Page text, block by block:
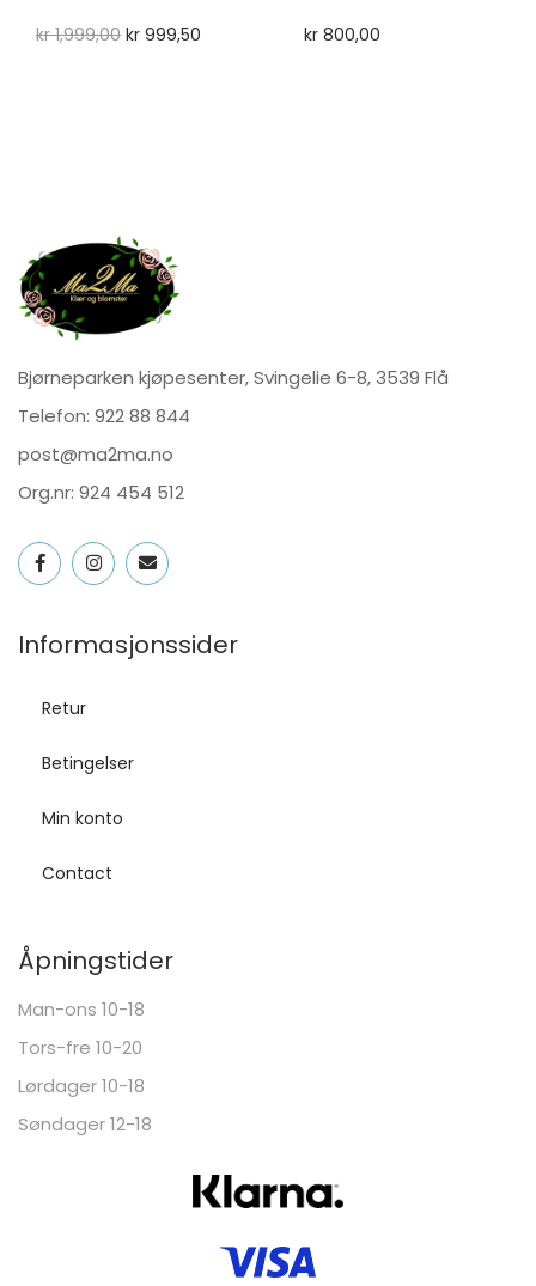
kr1,999,00 kr 999,50 kr800,00
Bjørneparken kjøpesenter, Svingelie 6-8, 3539 Flå
Telefon: 922 88 844
post@ma2ma.no
Org.nr: 924 454 512
Informasjonssider
Retur
Betingelser
Min konto
Contact
Åpningstider
Man-ons 10-18
Tors-fre 10-20
Lørdager 10-18
Søndager 12-18